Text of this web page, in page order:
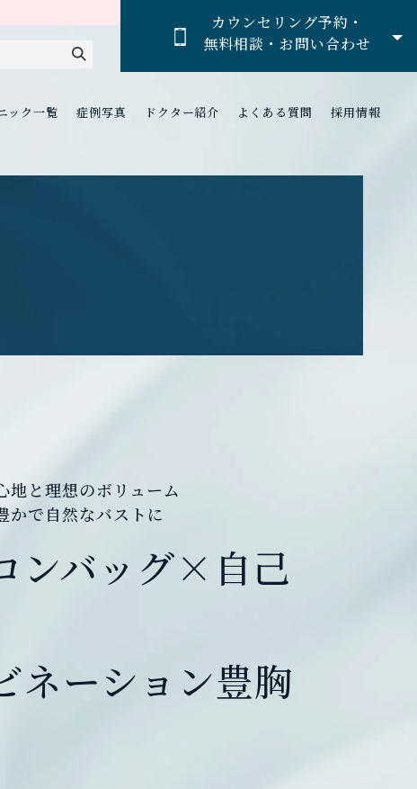
カウンセリング予約・
無料相談・お問い合わせ
ック一覧 症例写真 ドクター紹介 よくある質問 採用情報
地と理想のボリューム
かで自然なバストに
ンバッグ×自己
ネーション豊胸